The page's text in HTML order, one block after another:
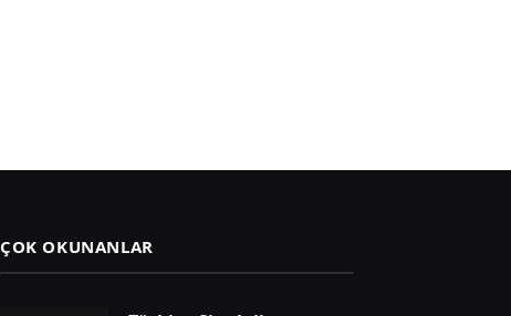
ÇOK OKUNANLAR